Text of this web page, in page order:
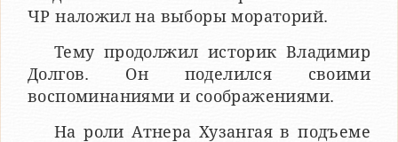
ЧР наложил на выборы мораторий.
Тему продолжил историк Владимир
Долгов. Он поделился своими
воспоминаниями и соображениями.
На роли Атнера Хузангая в подъеме